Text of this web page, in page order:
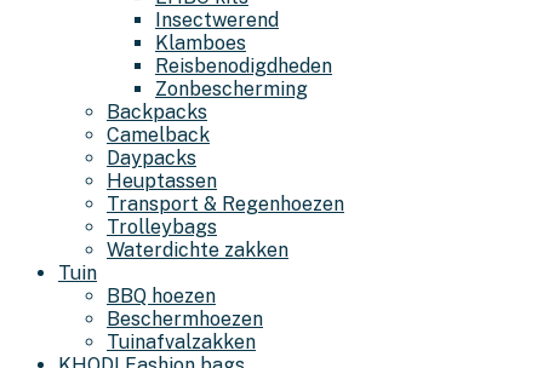
Insectwerend
Klamboes
Reisbenodigdheden
Zonbescherming
Backpacks
Camelback
Daypacks
Heuptassen
Transport & Regenhoezen
Trolleybags
Waterdichte zakken
Tuin
BBQ hoezen
Beschermhoezen
Tuinafvalzakken